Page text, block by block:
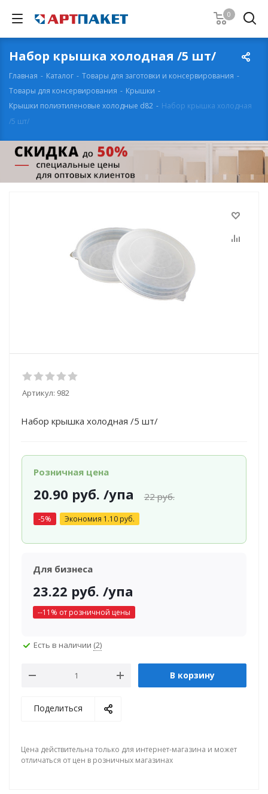
0
Набор крышка холодная /5 шт/
Главная - Каталог - Товары для заготовки и консервирования -
Товары для консервирования - Крышки -
Крышки полиэтиленовые холодные d82 - Набор крышка холодная
/5 шт/
Артикул: 982
Набор крышка холодная /5 шт/
Розничная цена
20.90 руб. /упа 22руб.
-5% Экономия 1.10руб.
Для бизнеса
23.22 руб. /упа
--11 % от розничной цены
Есть в наличии (2)
В корзину
Поделиться
Цена действительна только для интернет-магазина и может
отличаться от цен в розничных магазинах